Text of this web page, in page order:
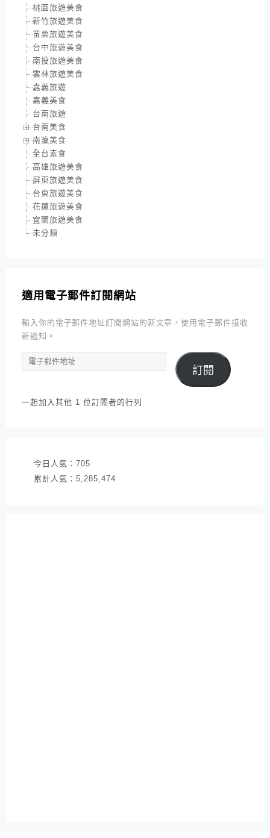
桃園旅遊美食
新竹旅遊美食
苗栗旅遊美食
台中旅遊美食
南投旅遊美食
雲林旅遊美食
嘉義旅遊
嘉義美食
台南旅遊
台南美食
南瀛美食
全台素食
高雄旅遊美食
屏東旅遊美食
台東旅遊美食
花蓮旅遊美食
宜蘭旅遊美食
未分類
適用電子郵件訂閱網站
輸入你的電子郵件地址訂閱網站的新文章，使用電子郵件接收
新通知。
電
子
件
訂閱
一起加入其他 1 位訂閱者的行列
今日人氣： 705
累計人氣： 5,285,474